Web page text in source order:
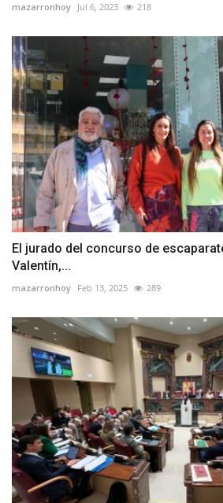
mazarronhoy Jul 6, 2023 218
El jurado del concurso de
Valentín,...
mazarronhoy Feb 13, 2025 289